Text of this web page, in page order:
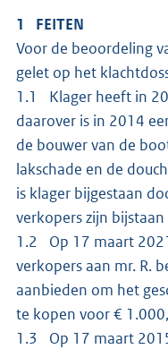
1 FEITEN
Voor de beoordeling
gelet op het
1.1 Klager heeft in
daarover is in 2014
de bouwer van de
lakschade en de
is klager bijgestaan
verkopers zijn
1.2 Op 17 maart
verkopers aan mr. R.
aanbieden om het
te kopen voor €
1.3 Op 17 maart